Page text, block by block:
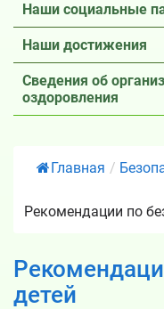
Наши социальные
Наши достижения
Сведения об
оздоровления
Главная /
Рекомендации по
детей